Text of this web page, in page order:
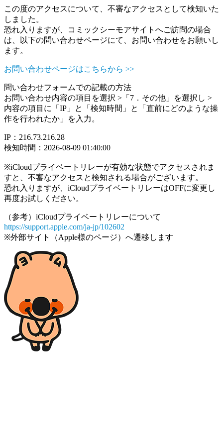
この度のアクセスについて、不審なアクセスとして検知いた
しました。
恐れ入りますが、コミックシーモアサイトへご訪問の場合
は、以下の問い合わせページにて、お問い合わせをお願いし
ます。
お問い合わせページはこちらから >>
問い合わせフォームでの記載の方法
お問い合わせ内容の項目を選択 >「7．その他」を選択し >
内容の項目に「IP」と「検知時間」と「直前にどのような操
作を行われたか」を入力。
IP：216.73.216.28
検知時間：2026-08-09 01:40:00
※iCloudプライベートリレーが有効な状態でアクセスされま
すと、不審なアクセスと検知される場合がございます。
恐れ入りますが、iCloudプライベートリレーはOFFに変更し
再度お試しください。
（参考）iCloudプライベートリレーについて
https://support.apple.com/ja-jp/102602
※外部サイト（Apple様のページ）へ遷移します